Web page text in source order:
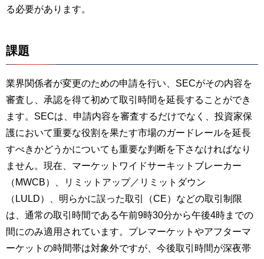
る必要があります。
課題
業界関係者が変更のための申請を行い、SECがその内容を
審査し、承認を得て初めて取引時間を延長することができ
ます。SECは、申請内容を審査するだけでなく、投資家保
護において重要な役割を果たす市場のガードレールを延長
すべきかどうかについても重要な判断を下さなければなり
ません。現在、マーケットワイドサーキットブレーカー
（MWCB）、リミットアップ／リミットダウン
（LULD）、明らかに誤った取引（CE）などの取引制限
は、通常の取引時間である午前9時30分から午後4時までの
間にのみ適用されています。プレマーケットやアフターマ
ーケットの時間帯は対象外ですが、今後取引時間が深夜帯